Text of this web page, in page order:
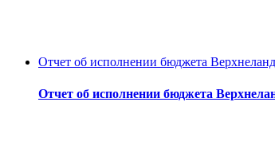
Отчет об исполнении бюджета
Отчет об исполнении бюджета